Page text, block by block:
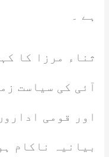
ہے ۔
ثناء مرزا کا
آئی کی سیاست
اور قومی
بیانیہ ناکام